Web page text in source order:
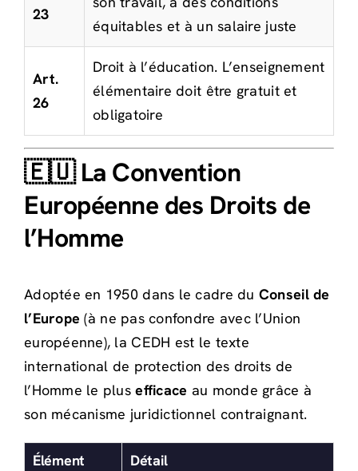
23
équitables et à un salaire juste
Art.
26
Droit à l’éducation. L’enseignement
élémentaire doit être gratuit et
obligatoire
🇪🇺 La Convention
Européenne des Droits de
l’Homme
Adoptée en 1950 dans le cadre du Conseil de
l’Europe (à ne pas confondre avec l’Union
européenne), la CEDH est le texte
international de protection des droits de
l’Homme le plusefficace au monde grâce à
son mécanisme juridictionnel contraignant.
Élément Détail